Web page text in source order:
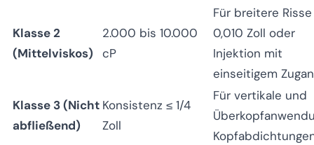
Klasse 2
(Mittelviskos)
2.000 bis 10.000
cP
Für breitere Risse
0,010 Zoll oder
Injektion mit
einseitigem
Klasse 3 (Nicht
abfließend)
Konsistenz ≤ 1/4
Zoll
Für vertikale und